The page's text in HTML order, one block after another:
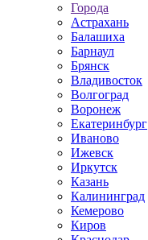
Города
Астрахань
Балашиха
Барнаул
Брянск
Владивосток
Волгоград
Воронеж
Екатеринбург
Иваново
Ижевск
Иркутск
Казань
Калининград
Кемерово
Киров